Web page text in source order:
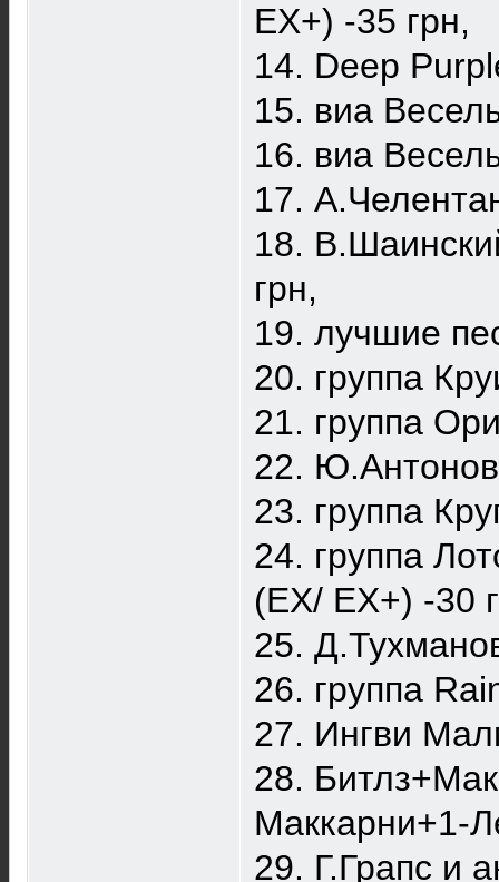
EX+) -35 грн,
14. Deep
15. виа
16. виа
17.
18.
грн,
19. лучшие
20. группа
21. группа
22.
23. группа
24. группа
(EX/ EX+) -30
25.
26. группа
27. Ингви
28.
Маккарни+1-
29. Г.Грапс и